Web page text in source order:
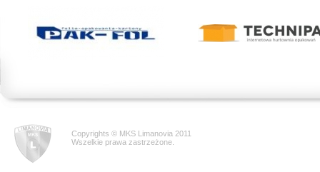
Copyrights © MKS Limanovia 2011
Wszelkie prawa zastrzeżone.